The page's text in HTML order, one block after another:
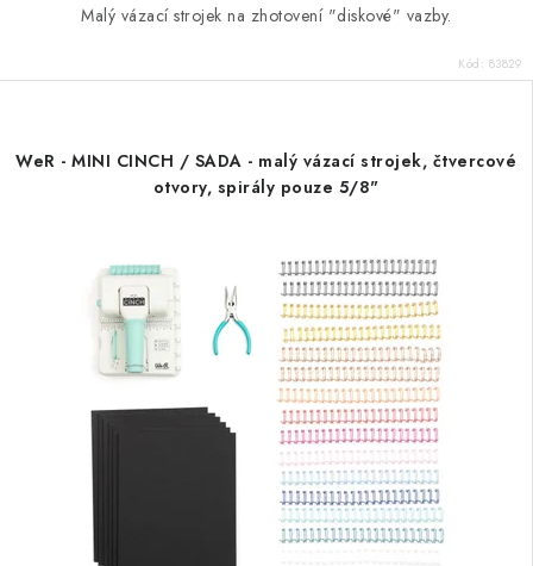
Malý vázací strojek na zhotovení "diskové" vazby.
Kód: 83829
WeR - MINI CINCH / SADA - malý vázací strojek, čtvercové
otvory, spirály pouze 5/8"